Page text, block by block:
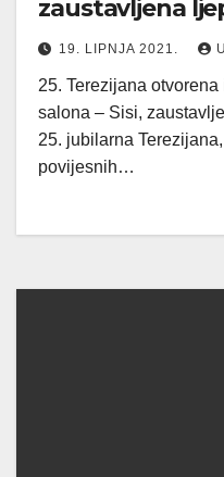
zaustavljena
vremena!” (II
19. LIPNJA 2021.
25. Terezijana
salona – Sisi,
25. jubilarna
povijesnih…